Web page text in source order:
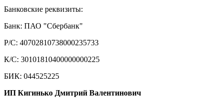
Банковские реквизиты:
Банк: ПАО "Сбербанк"
Р/С: 40702810738000235733
К/С: 30101810400000000225
БИК: 044525225
ИП Кигинько Дмитрий Валентинович